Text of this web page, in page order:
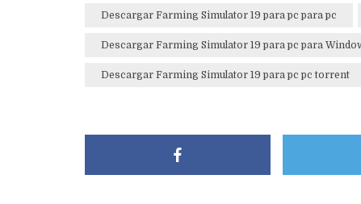
Descargar Farming Simulator 19 para pc para pc
Descargar Farming Simulator 19 para pc para
Descargar Farming Simulator 19 para pc pc torrent